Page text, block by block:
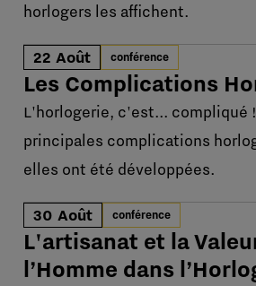
horlogers les affichent.
22 Août conférence
Les Complications
L'horlogerie, c'est... compliqué
principales complications
elles ont été développées.
30 Août conférence
L'artisanat et la
l’Homme dans